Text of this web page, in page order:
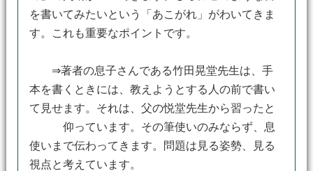
を書いてみたいという「あこがれ」がわいてきま
す。これも重要なポイントです。
⇒著者の息子さんである竹田晃堂先生は、手
本を書くときには、教えようとする人の前で書い
て見せます。それは、父の悦堂先生から習ったと
仰っています。その筆使いのみならず、息
使いまで伝わってきます。問題は見る姿勢、見る
視点と考えています。